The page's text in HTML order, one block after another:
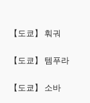
【도쿄】 훠궈
【도쿄】 템푸라
【도쿄】 소바